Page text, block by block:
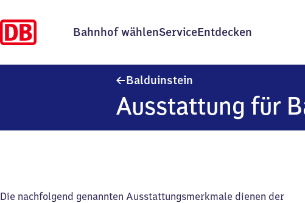
Bahnhof wählenServiceEntdecken
Balduinstein
Ausstattung für
Die nachfolgend genannten Ausstattungsmerkmale dienen der